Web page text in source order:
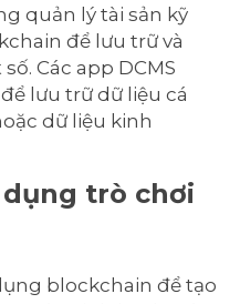
quản lý tài sản kỹ
để lưu trữ và
Các app DCMS
lưu trữ dữ liệu cá
dữ liệu kinh
dụng trò chơi
blockchain để tạo